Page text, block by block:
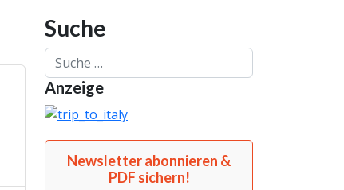
Suche
Suchen
Anzeige
Newsletter abonnieren &
PDF sichern!